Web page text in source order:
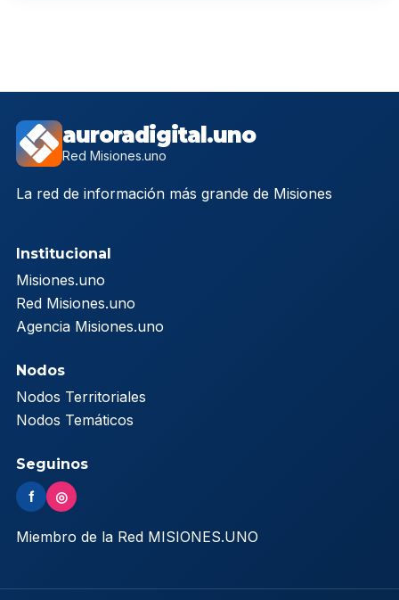
auroradigital.uno
Red Misiones.uno
La red de información más grande de Misiones
Institucional
Misiones.uno
Red Misiones.uno
Agencia Misiones.uno
Nodos
Nodos Territoriales
Nodos Temáticos
Seguinos
f ◎
Miembro de la Red MISIONES.UNO